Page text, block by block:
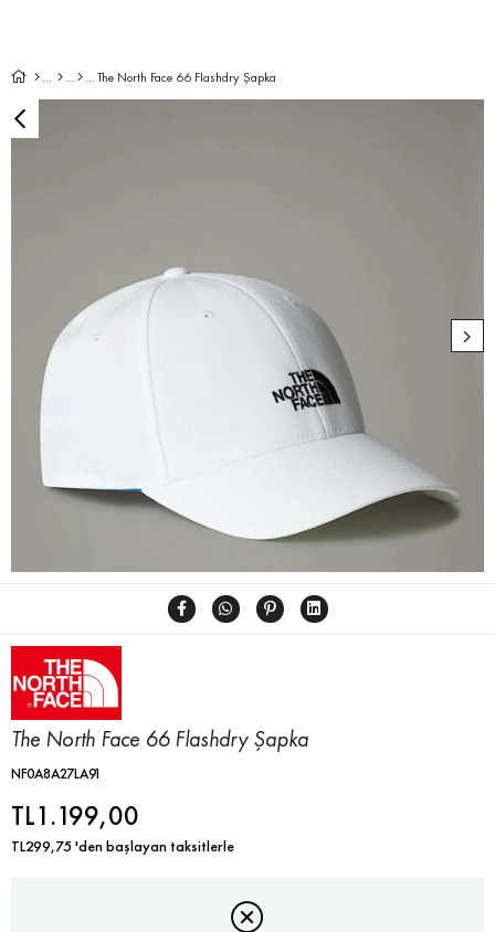
The North Face 66 Flashdry Şapka
The North Face 66 Flashdry Şapka
NF0A8A27LA91
TL1.199,00
TL299,75'den başlayan taksitlerle